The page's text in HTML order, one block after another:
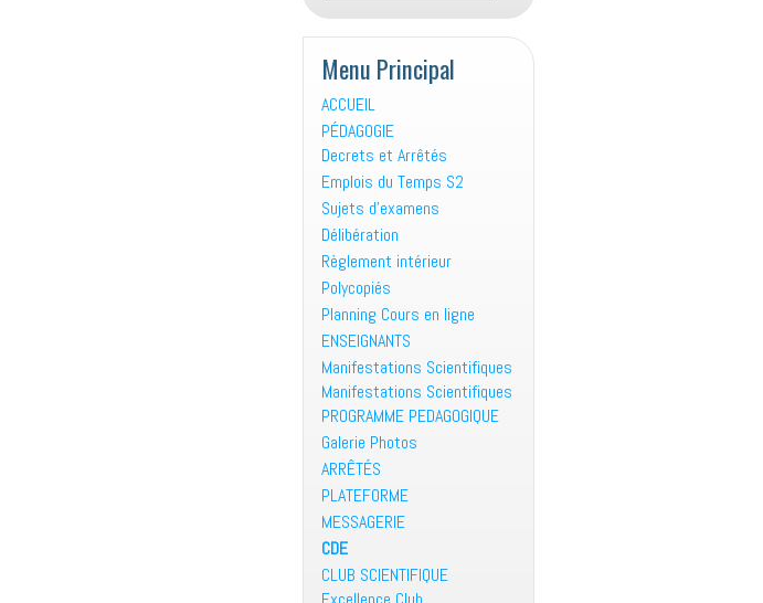
Menu Principal
ACCUEIL
PÉDAGOGIE
Decrets et Arrêtés
Emplois du Temps S2
Sujets d’examens
Délibération
Règlement intérieur
Polycopiés
Planning Cours en ligne
ENSEIGNANTS
Manifestations Scientifiques
Manifestations Scientifiques
PROGRAMME PEDAGOGIQUE
Galerie Photos
ARRÊTÉS
PLATEFORME
MESSAGERIE
CDE
CLUB SCIENTIFIQUE